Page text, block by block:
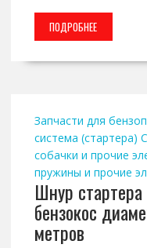
ПОДРОБНЕЕ
Запчасти для
система (стартера)
собачки и прочие
пружины и прочие
Шнур
бензокос
метров